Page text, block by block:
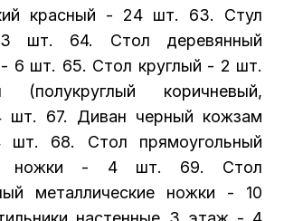
красный - 24 шт. 63. Стул
шт. 64. Стол деревянный
- 6 шт. 65. Стол круглый - 2 шт.
коричневый,
67. Диван черный кожзам
68. Стол прямоугольный
ножки - 4 шт. 69. Стол
металлические ножки - 10